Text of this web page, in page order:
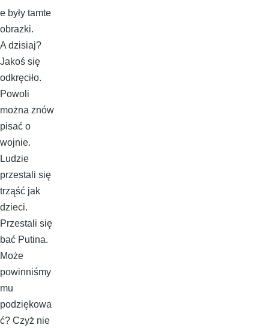
e były tamte
obrazki.
A dzisiaj?
Jakoś się
odkręciło.
Powoli
można znów
pisać o
wojnie.
Ludzie
przestali się
trząść jak
dzieci.
Przestali się
bać Putina.
Może
powinniśmy
mu
podziękowa
ć? Czyż nie